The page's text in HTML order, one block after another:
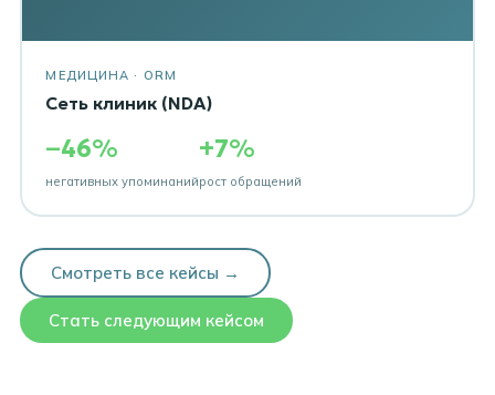
МЕДИЦИНА · ORM
Сеть клиник (NDA)
−46%
негативных упоминаний
+7%
рост обращений
Смотреть все кейсы →
Стать следующим кейсом